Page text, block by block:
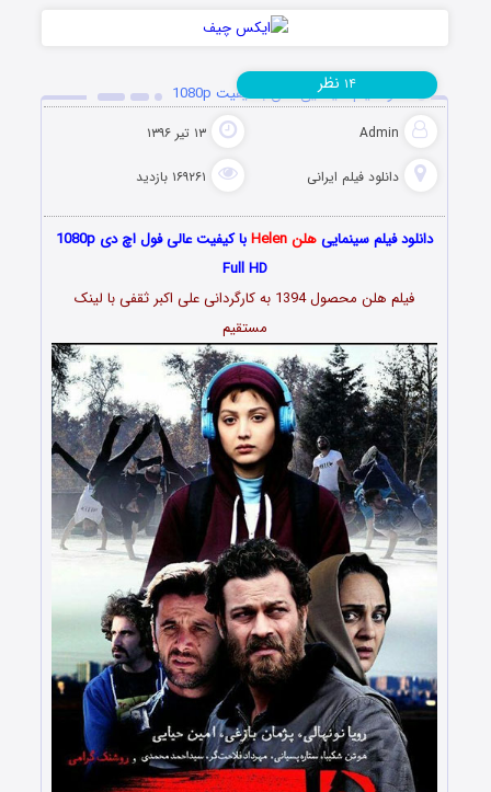
دانلود فیلم سینمایی هلن با کیفیت 1080p
Admin ۱۳ تیر ۱۳۹۶
دانلود فیلم‌ ایرانی ۱۶۹۲۶۱ بازدید
۱۴ نظر
دانلود فیلم سینماییهلن Helen
با کیفیت عالی فول اچ دی 1080p
Full HD
فیلم هلن محصول 1394 به کارگردانی علی اکبر ثقفی با لینک
مستقیم